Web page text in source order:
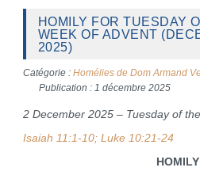
HOMILY FOR TUESDAY
WEEK OF ADVENT
2025)
Catégorie : Homélies de Dom Armand
Publication : 1 décembre 2025
2 December 2025 – Tuesday of
Isaiah 11:1-10; Luke 10:21-24
HOMILY